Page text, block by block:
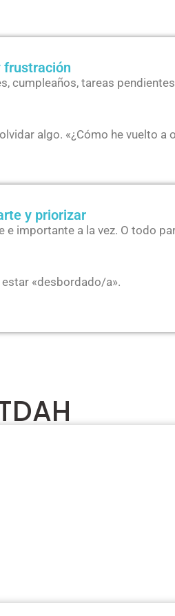
frustración
cumpleaños, tareas
algo. «¿Cómo he vuelto a
y priorizar
importante a la vez. O todo
«desbordado/a».